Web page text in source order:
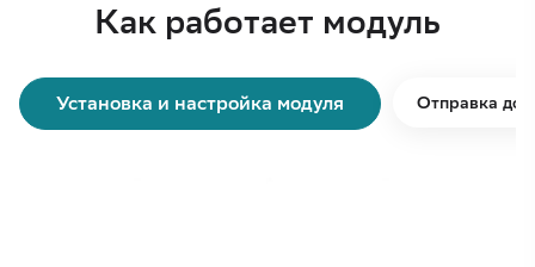
Как работает модуль
Установка и настройка модуля Отправка